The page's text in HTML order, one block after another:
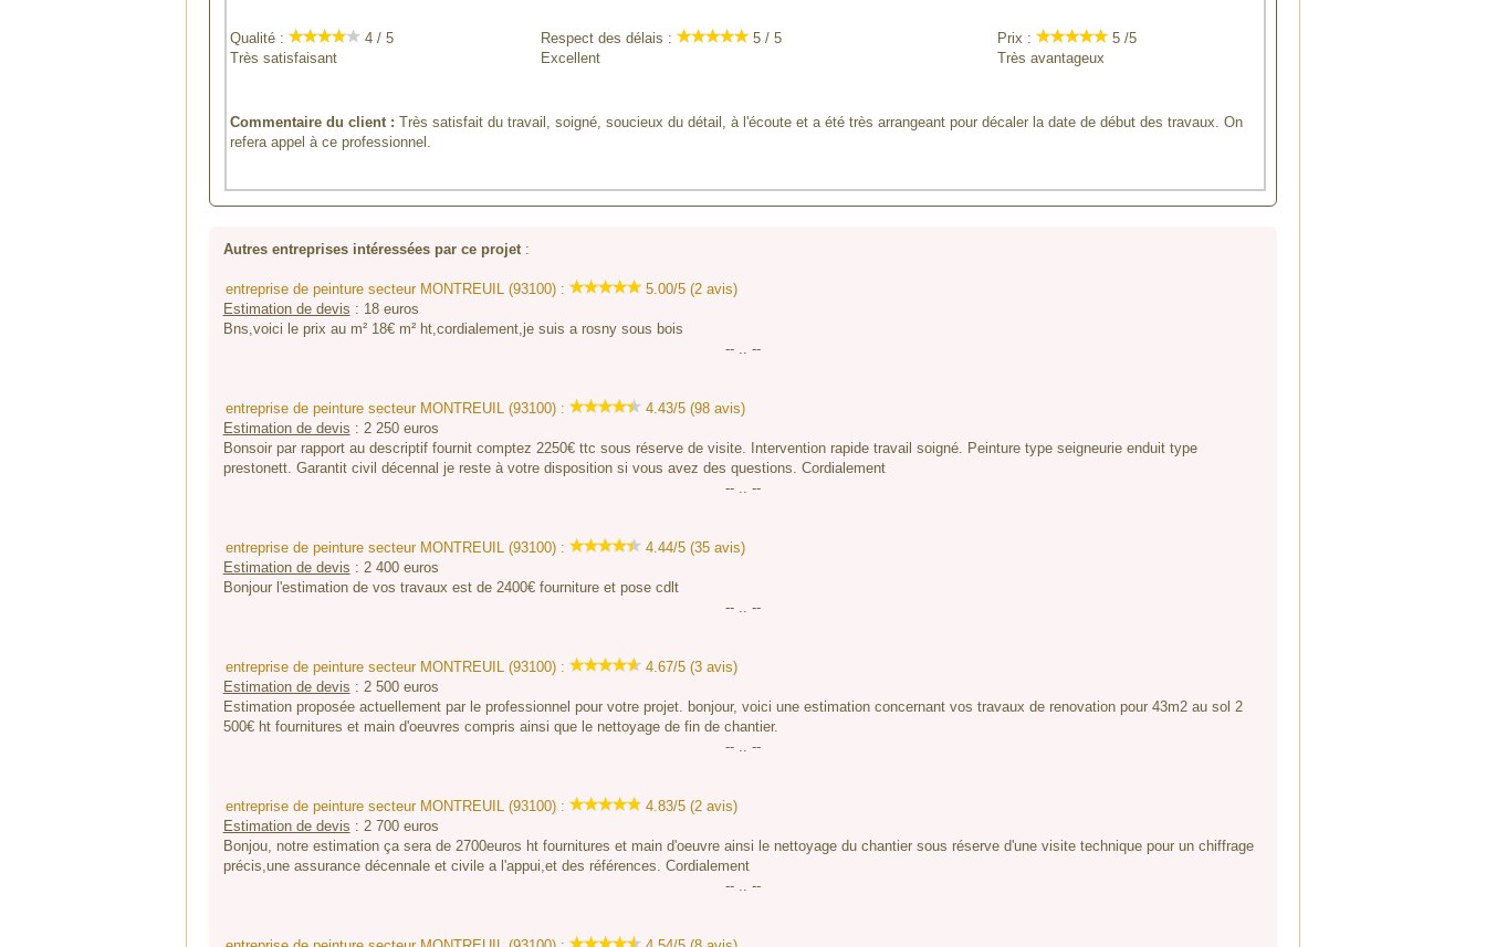
Qualité :
4 / 5
Très satisfaisant
Respect des délais :
5 / 5
Excellent
Prix :
5 /5
Très avantageux
Commentaire du client : Très satisfait du travail, soigné, soucieux du détail, à l'écoute et a été très arrangeant pour décaler la date de début des travaux. On
refera appel à ce professionnel.
Autres entreprises intéressées par ce projet:
entreprise de peinture secteur MONTREUIL (93100) :
5.00/5 (2 avis)
Estimation de devis : 18euros
Bns,voici le prix au m² 18€ m² ht,cordialement,je suis a rosny sous bois
-- .. --
entreprise de peinture secteur MONTREUIL (93100) :
4.43/5 (98 avis)
Estimation de devis : 2 250euros
Bonsoir par rapport au descriptif fournit comptez 2250€ ttc sous réserve de visite. Intervention rapide travail soigné. Peinture type seigneurie enduit type
prestonett. Garantit civil décennal je reste à votre disposition si vous avez des questions. Cordialement
-- .. --
entreprise de peinture secteur MONTREUIL (93100) :
4.44/5 (35 avis)
Estimation de devis : 2 400euros
Bonjour l'estimation de vos travaux est de 2400€ fourniture et pose cdlt
-- .. --
entreprise de peinture secteur MONTREUIL (93100) :
4.67/5 (3 avis)
Estimation de devis : 2 500euros
Estimation proposée actuellement par le professionnel pour votre projet. bonjour, voici une estimation concernant vos travaux de renovation pour 43m2 au sol 2
500€ ht fournitures et main d'oeuvres compris ainsi que le nettoyage de fin de chantier.
-- .. --
entreprise de peinture secteur MONTREUIL (93100) :
4.83/5 (2 avis)
Estimation de devis : 2 700euros
Bonjou, notre estimation ça sera de 2700euros ht fournitures et main d'oeuvre ainsi le nettoyage du chantier sous réserve d'une visite technique pour un chiffrage
précis,une assurance décennale et civile a l'appui,et des références. Cordialement
-- .. --